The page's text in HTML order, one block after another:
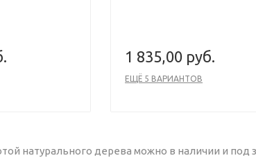
1 835,00 руб.
ЕЩЁ 5 ВАРИАНТОВ
натурального дерева можно в наличии и под